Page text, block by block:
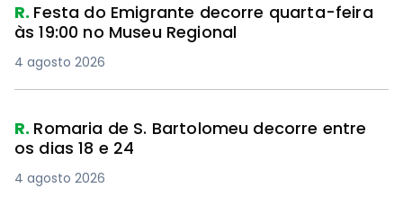
R. Festa do Emigrante decorre quarta-feira
às 19:00 no Museu Regional
4 agosto 2026
R. Romaria de S. Bartolomeu decorre entre
os dias 18 e 24
4 agosto 2026